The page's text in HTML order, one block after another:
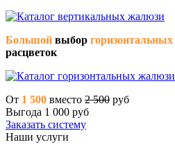
Большой выбор горизонтальных
расцветок
От 1 500 вместо 2 500 руб
Выгода 1 000 руб
Заказать систему
Наши услуги